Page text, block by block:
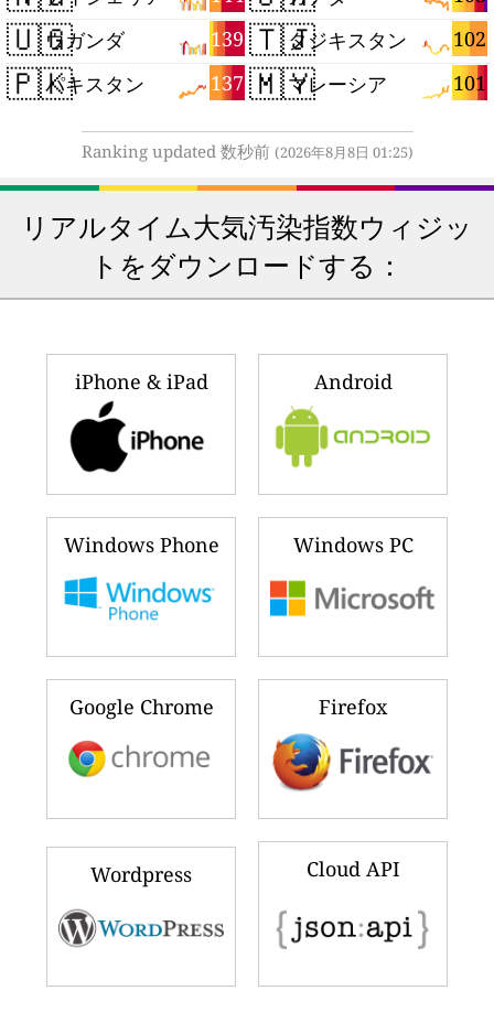
🇺🇬 139
ウガンダ
🇵🇰 137
パキスタン
🇹🇯 102
タジキスタン
🇲🇾 101
マレーシア
Ranking updated 数秒前 (2026年8月8日 01:25)
リアルタイム大気汚染指数ウィジッ
トをダウンロードする：
iPhone & iPad Android
Windows Phone Windows PC
Google Chrome Firefox
Wordpress Cloud API